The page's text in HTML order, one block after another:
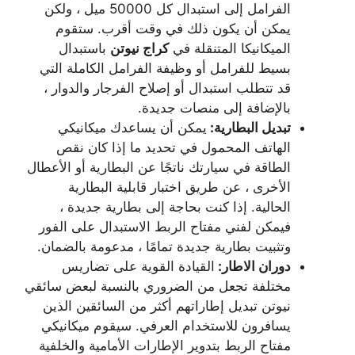
الفرامل إلى استبدال كل 50000 ميل ، ولكن
يمكن أن يكون ذلك في وقت أقرب. ستقوم
الميكانيكا المتنقلة فيكراج نيوتن باستبدال
بسيط للفرامل أو وظيفة الفرامل الكاملة التي
قد تتطلب استبدال أو إصلاح الفرجار والدوار ،
بالإضافة إلى منصات جديدة.
تبديل البطارية: يمكن أن يساعدك ميكانيكي
الهاتف المحمول في تحديد ما إذا كان نقص
الطاقة في سيارتك ناتجًا عن البطارية أو الأعطال
الأخرى ، عن طريق اختبار قابلية البطارية
الحالية. إذا كنت بحاجة إلى بطارية جديدة ،
فيمكن لفني مفتاح الربط الاستبدال على الفور
وتثبيت بطارية جديدة تمامًا ، مدعومة بالضمان.
دوران الاطار: القيادة القوية على تضاريس
مختلفة تجعل من الضروري بالنسبة لبعض سائقي
نيوتن تبديل إطاراتهم أكثر من السائقين الذين
يسافرون للاستخدام العرفي. سيقوم ميكانيكي
مفتاح الربط بتدوير الإطارات الأمامية والخلفية